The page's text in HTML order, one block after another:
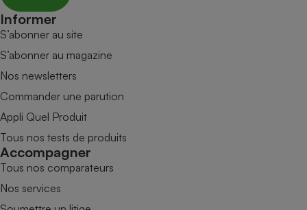
Informer
S’abonner au site
S’abonner au magazine
Nos newsletters
Commander une parution
Appli Quel Produit
Tous nos tests de produits
Accompagner
Tous nos comparateurs
Nos services